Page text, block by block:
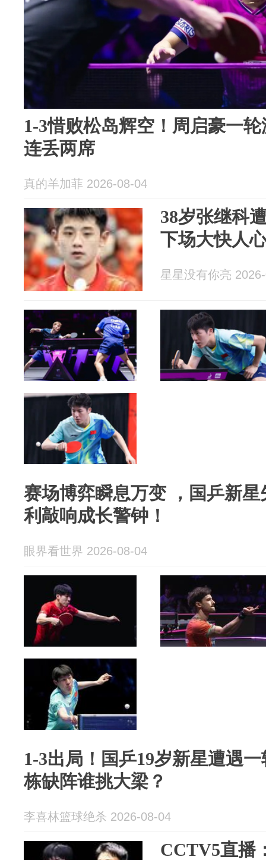
1-3惜败松岛辉空！周启豪一
连丢两席
真的羊加菲 2026-08-04
38岁张继科
下场大快人
星星没有你亮
赛场博弈瞬息万变 ，国乒新
利敲响成长警钟！
眼界看世界 2026-08-04
1-3出局！国乒19岁新星遭遇
栋缺阵谁挑大梁？
李喜林篮球绝杀 2026-08-04
CCTV5直播